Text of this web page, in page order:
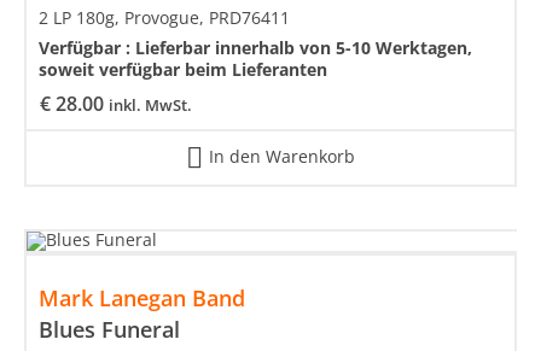
€28.00 inkl. MwSt.
2 LP 180g, Provogue, PRD76411
Verfügbar : Lieferbar innerhalb von 5-10 Werktagen,
soweit verfügbar beim Lieferanten
In den Warenkorb
Mark Lanegan Band
Blues Funeral